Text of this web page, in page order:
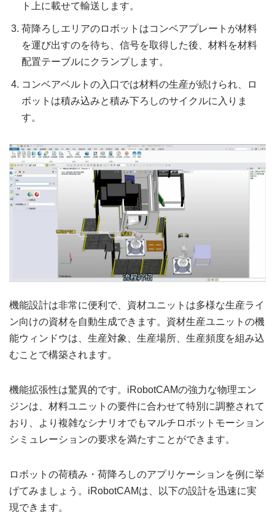
ト上に載せて輸送します。
荷降ろしエリアのロボットはコンベアプレートが材料
を運び出すのを待ち、信号を取得した後、材料を材料
配置テーブルにクランプします。
コンベアベルトの入口では材料の生産が続けられ、ロ
ボットは積み込みと積み下ろしのサイクルに入りま
す。
機能設計は非常に便利で、資材ユニットは多様な生産ライ
ン向けの資材を自動生成できます。資材生産ユニットの機
能ウィンドウは、生産対象、生産場所、生産頻度を組み込
むことで構築されます。
機能拡張性は驚異的です。iRobotCAMの強力な物理エン
ジンは、材料ユニットの要件に合わせて特別に調整されて
おり、より複雑なシナリオでもマルチロボットモーション
シミュレーションの要求を満たすことができます。
ロボットの荷積み・荷降ろしのアプリケーションを例に挙
げてみましょう。iRobotCAMは、以下の設計を迅速に実
現できます。